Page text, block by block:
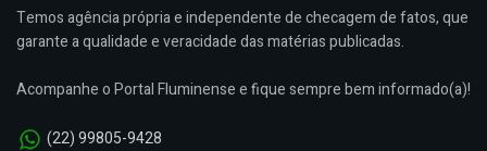
Temos agência própria e independente de checagem de fatos, que
garante a qualidade e veracidade das matérias publicadas.
Acompanhe o Portal Fluminense e fique sempre bem informado(a)!
(22) 99805-9428